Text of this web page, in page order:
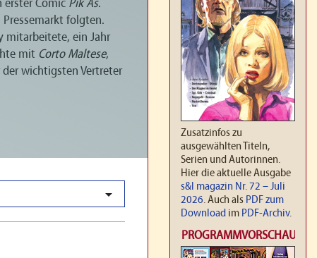
erster Comic Pik As.
Pressemarkt folgten.
mitarbeitete, ein Jahr
mit Corto Maltese,
wichtigsten Vertreter

Zusatzinfos zu
ausgewählten Titeln,
Serien und Autorinnen.
Hier die aktuelle Ausgabe
s&l magazin Nr. 72 – Juli
2026. Auch als PDF zum
Download im PDF-Archiv.
PROGRAMMVORSCHAU